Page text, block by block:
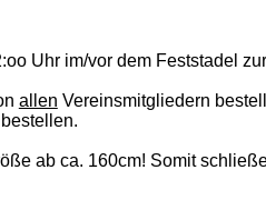
Uhr im/vor dem Feststadel zur
allen Vereinsmitgliedern
ab ca. 160cm! Somit